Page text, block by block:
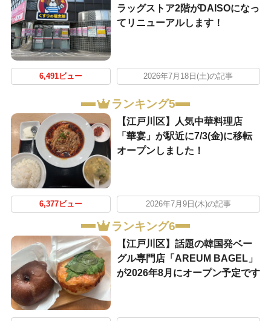
ラッグストア2階がDAISOになっ
てリニューアルします！
6,491ビュー 2026年7月18日(土)の記事
ランキング5
【江戸川区】人気中華料理店
「華宴」が駅近に7/3(金)に移転
オープンしました！
6,377ビュー 2026年7月9日(木)の記事
ランキング6
【江戸川区】話題の韓国発ベー
グル専門店「AREUM BAGEL」
が2026年8月にオープン予定です